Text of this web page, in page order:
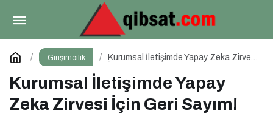
Girişimcilik
Kurumsal İletişimde Yapay Zeka Zirvesi
Kurumsal İletişimde Yapay
Zeka Zirvesi İçin Geri Sayım!
Kurumsallaşma Markalaşma ve Dijitalleşme
Odaklı Podcast Serisi: Hani Kurumsaldık
Yorum Yap